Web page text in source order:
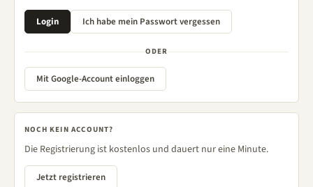
ODER
Mit Google-Account einloggen
NOCH KEIN ACCOUNT?
Die Registrierung ist kostenlos und dauert nur eine Minute.
Jetzt registrieren